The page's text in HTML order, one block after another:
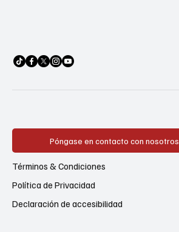
Póngase en contacto con nosotros
Política de Privacidad
Términos & Condiciones
Declaración de accesibilidad